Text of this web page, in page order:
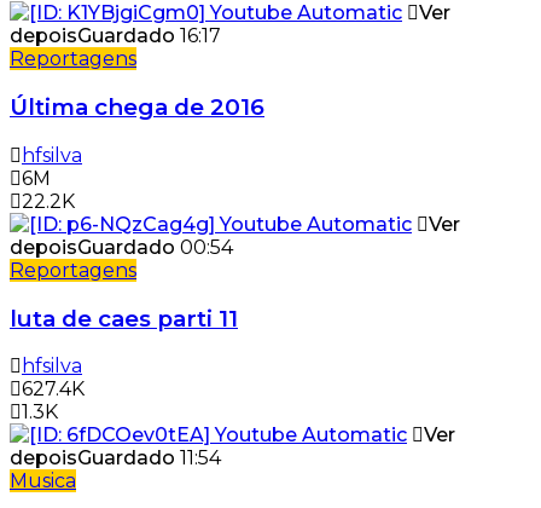
Ver
depoisGuardado 16:17
Reportagens
Última chega de 2016
hfsilva
6M
22.2K
Ver
depoisGuardado 00:54
Reportagens
luta de caes parti 11
hfsilva
627.4K
1.3K
Ver
depoisGuardado 11:54
Musica